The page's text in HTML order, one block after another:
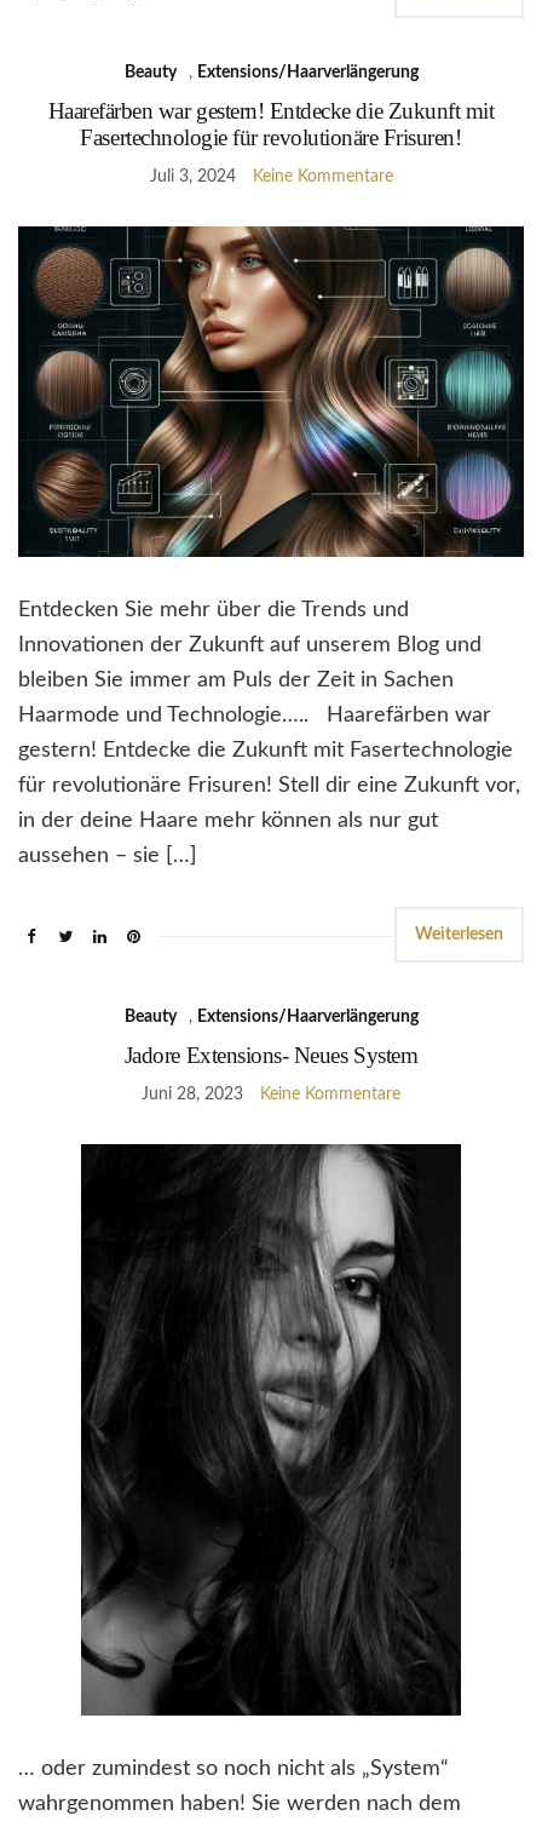
Beauty , Extensions/Haarverlängerung
Haarefärben war gestern! Entdecke die Zukunft mit
Fasertechnologie für revolutionäre Frisuren!
Juli 3, 2024 Keine Kommentare
Entdecken Sie mehr über die Trends und
Innovationen der Zukunft auf unserem Blog und
bleiben Sie immer am Puls der Zeit in Sachen
Haarmode und Technologie….. Haarefärben war
gestern! Entdecke die Zukunft mit Fasertechnologie
für revolutionäre Frisuren! Stell dir eine Zukunft vor,
in der deine Haare mehr können als nur gut
aussehen – sie […]
Weiterlesen
Beauty , Extensions/Haarverlängerung
Jadore Extensions- Neues System
Juni 28, 2023 Keine Kommentare
… oder zumindest so noch nicht als „System“
wahrgenommen haben! Sie werden nach dem